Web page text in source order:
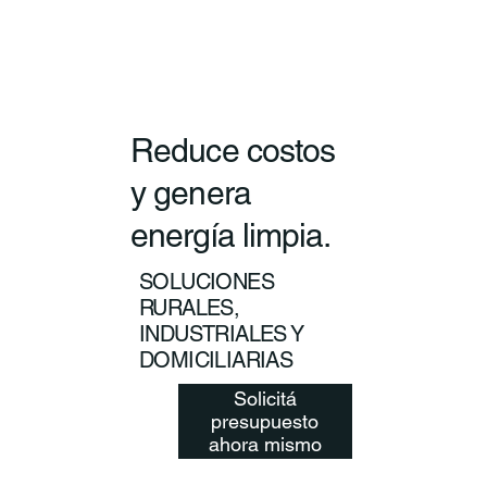
Reduce costos
y genera
energía limpia.
SOLUCIONES
RURALES,
INDUSTRIALES Y
DOMICILIARIAS
Solicitá
presupuesto
ahora mismo